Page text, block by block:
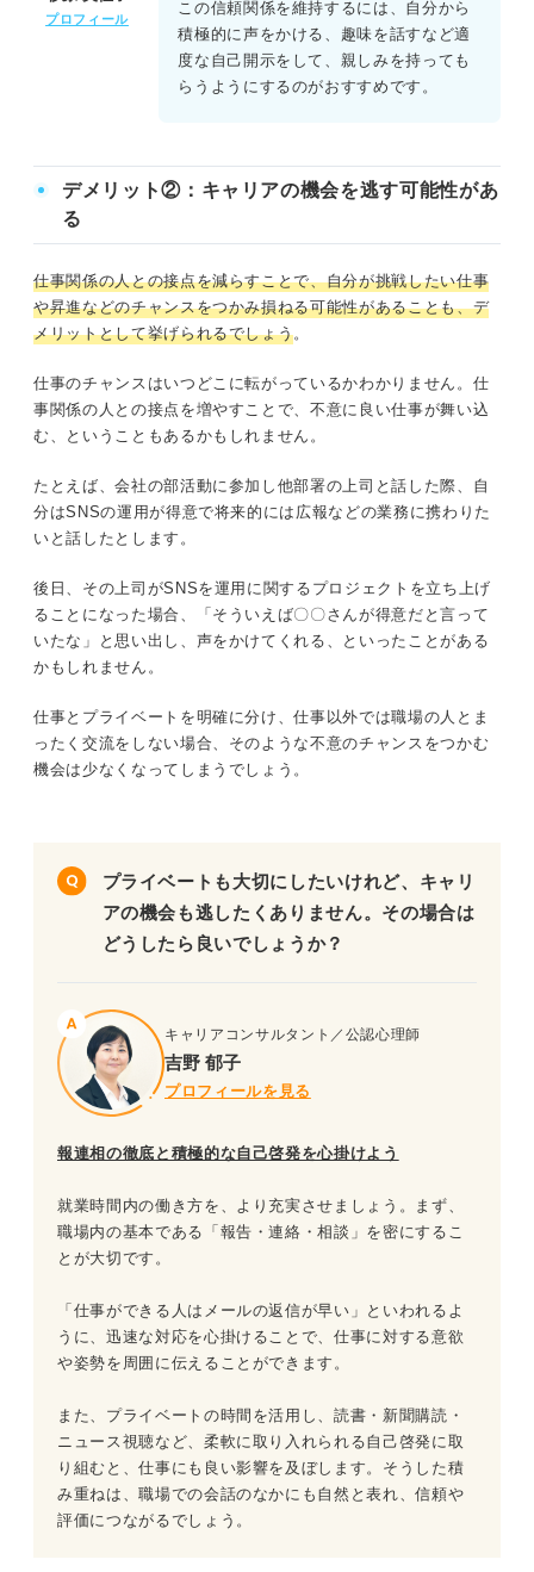
プロフィール
この信頼関係を維持するには、自分から
積極的に声をかける、趣味を話すなど適
度な自己開示をして、親しみを持っても
らうようにするのがおすすめです。
デメリット②：キャリアの機会を逃す可能性があ
る
仕事関係の人との接点を減らすことで、自分が挑戦したい仕事
や昇進などのチャンスをつかみ損ねる可能性があることも、デ
メリットとして挙げられるでしょう。
仕事のチャンスはいつどこに転がっているかわかりません。仕
事関係の人との接点を増やすことで、不意に良い仕事が舞い込
む、ということもあるかもしれません。
たとえば、会社の部活動に参加し他部署の上司と話した際、自
分はSNSの運用が得意で将来的には広報などの業務に携わりた
いと話したとします。
後日、その上司がSNSを運用に関するプロジェクトを立ち上げ
ることになった場合、「そういえば〇〇さんが得意だと言って
いたな」と思い出し、声をかけてくれる、といったことがある
かもしれません。
仕事とプライベートを明確に分け、仕事以外では職場の人とま
ったく交流をしない場合、そのような不意のチャンスをつかむ
機会は少なくなってしまうでしょう。
プライベートも大切にしたいけれど、キャリ
アの機会も逃したくありません。その場合は
どうしたら良いでしょうか？
キャリアコンサルタント／公認心理師
吉野 郁子
プロフィールを見る
報連相の徹底と積極的な自己啓発を心掛けよう
就業時間内の働き方を、より充実させましょう。まず、
職場内の基本である「報告・連絡・相談」を密にするこ
とが大切です。
「仕事ができる人はメールの返信が早い」といわれるよ
うに、迅速な対応を心掛けることで、仕事に対する意欲
や姿勢を周囲に伝えることができます。
また、プライベートの時間を活用し、読書・新聞購読・
ニュース視聴など、柔軟に取り入れられる自己啓発に取
り組むと、仕事にも良い影響を及ぼします。そうした積
み重ねは、職場での会話のなかにも自然と表れ、信頼や
評価につながるでしょう。